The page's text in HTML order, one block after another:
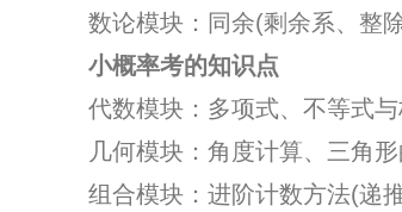
数论模块：同余(剩余系、整
小概率考的知识点
代数模块：多项式、不等式与
几何模块：角度计算、三角形
组合模块：进阶计数方法(递